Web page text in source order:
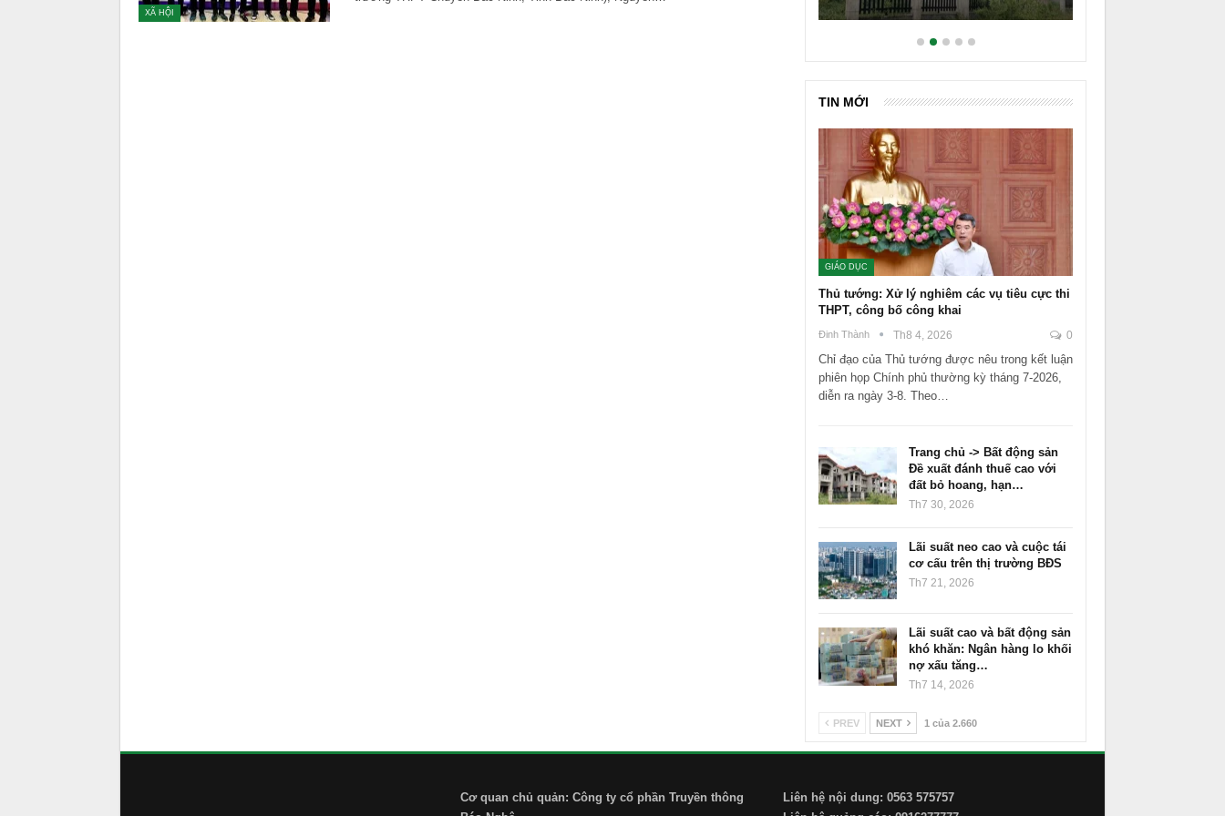
XÃ HỘI
TIN MỚI
GIÁO DỤC
Thủ tướng: Xử lý nghiêm các vụ tiêu cực thi
THPT, công bố công khai
Đinh Thành Th8 4, 2026 0
Chỉ đạo của Thủ tướng được nêu trong kết luận
phiên họp Chính phủ thường kỳ tháng 7-2026,
diễn ra ngày 3-8. Theo…
Trang chủ -> Bất động sản
Đề xuất đánh thuế cao với
đất bỏ hoang, hạn…
Th7 30, 2026
Lãi suất neo cao và cuộc tái
cơ cấu trên thị trường BĐS
Th7 21, 2026
Lãi suất cao và bất động sản
khó khăn: Ngân hàng lo khối
nợ xấu tăng…
Th7 14, 2026
PREV NEXT 1 của 2.660
Cơ quan chủ quản: Công ty cổ phần Truyền thông
Liên hệ nội dung: 0563 575757